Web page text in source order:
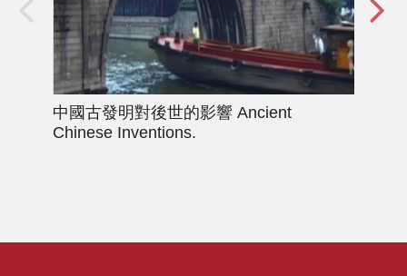
中國古發明對後世的影響 Ancient
Chinese Inventions.